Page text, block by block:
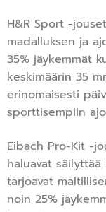
H&R Sport -
madalluksen ja
35% jäykemmät
keskimäärin 35
erinomaisesti
sporttisempiin
Eibach Pro-Kit -
haluavat
tarjoavat
noin 25%